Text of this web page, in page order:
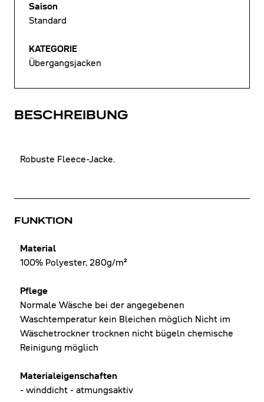
BESCHREIBUNG
Robuste Fleece-Jacke.
FUNKTION
Material
100% Polyester, 280g/m²
Pflege
Normale Wäsche bei der angegebenen
Waschtemperatur kein Bleichen möglich Nicht im
Wäschetrockner trocknen nicht bügeln chemische
Reinigung möglich
Materialeigenschaften
- winddicht - atmungsaktiv
Saison
Standard
KATEGORIE
Übergangsjacken